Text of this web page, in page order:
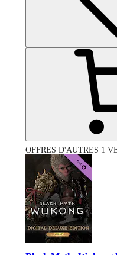
OFFRES D'AUTRES 1